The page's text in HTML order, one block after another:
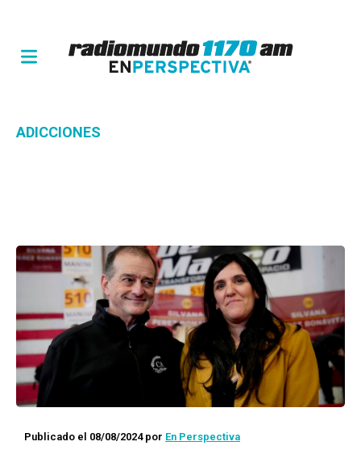
ADICCIONES
Publicado el 08/08/2024por En Perspectiva